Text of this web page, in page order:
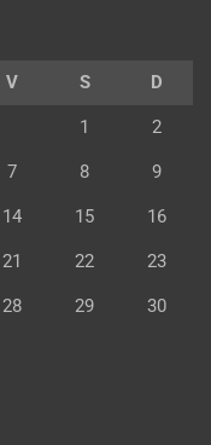
V S D
1 2
7 8 9
14 15 16
21 22 23
28 29 30